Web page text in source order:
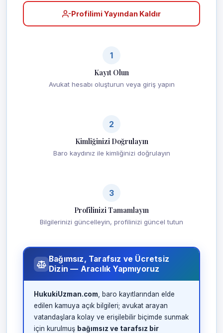
Profilimi Yayından Kaldır
1
Kayıt Olun
Avukat hesabı oluşturun veya giriş yapın
2
Kimliğinizi Doğrulayın
Baro kaydınız ile kimliğinizi doğrulayın
3
Profilinizi Tamamlayın
Bilgilerinizi güncelleyin, profilinizi güncel tutun
Bağımsız, Tarafsız ve Ücretsiz
Dizin — Aracılık Yapmıyoruz
HukukiUzman.com , baro kayıtlarından elde
edilen kamuya açık bilgileri; avukat arayan
vatandaşlara kolay ve erişilebilir biçimde sunmak
için kurulmuş bağımsız ve tarafsız bir